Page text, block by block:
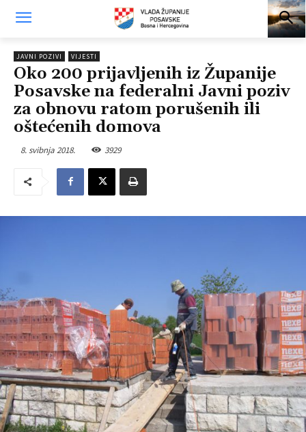
JAVNI POZIVI VIJESTI
Oko 200 prijavljenih iz Županije
Posavske na federalni Javni poziv
za obnovu ratom porušenih ili
oštećenih domova
8. svibnja 2018. 3929